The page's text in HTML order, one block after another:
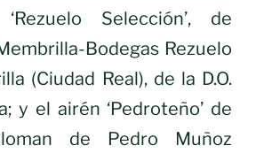
Selección’, de
Bodegas Rezuelo
(Ciudad Real), de la D.O.
y el airén ‘Pedroteño’ de
de Pedro Muñoz